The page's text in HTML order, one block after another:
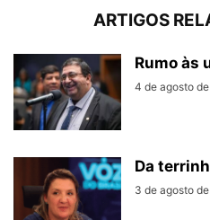
ARTIGOS
Rumo às
4 de agosto
Da
3 de agosto